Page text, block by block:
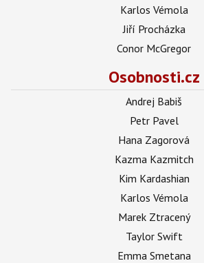
Karlos Vémola
Jiří Procházka
Conor McGregor
Osobnosti.cz
Andrej Babiš
Petr Pavel
Hana Zagorová
Kazma Kazmitch
Kim Kardashian
Karlos Vémola
Marek Ztracený
Taylor Swift
Emma Smetana